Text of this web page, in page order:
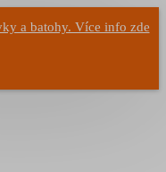
a batohy. Více info zde